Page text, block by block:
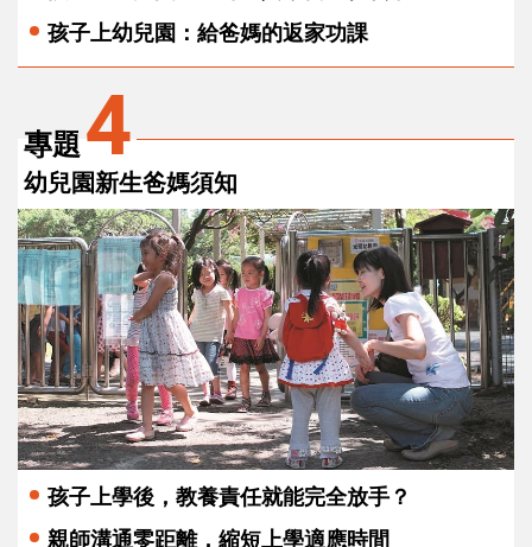
孩子上幼兒園：給爸媽的返家功課
專題4
幼兒園新生爸媽須知
孩子上學後，教養責任就能完全放手？
親師溝通零距離，縮短上學適應時間